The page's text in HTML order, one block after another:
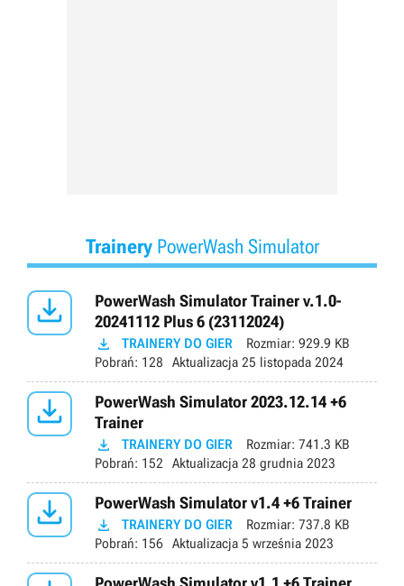
TraineryPowerWash Simulator

PowerWash Simulator Trainer v.1.0-
20241112 Plus 6 (23112024)
 TRAINERY DO GIER Rozmiar: 929.9 KB
Pobrań: 128 Aktualizacja 25 listopada 2024

PowerWash Simulator 2023.12.14 +6
Trainer
 TRAINERY DO GIER Rozmiar: 741.3 KB
Pobrań: 152 Aktualizacja 28 grudnia 2023
 PowerWash Simulator v1.4 +6 Trainer
 TRAINERY DO GIER Rozmiar: 737.8 KB
Pobrań: 156 Aktualizacja 5 września 2023